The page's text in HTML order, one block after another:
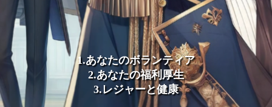
1.あなたのボランティア
2.あなたの福利厚生
3.レジャーと健康